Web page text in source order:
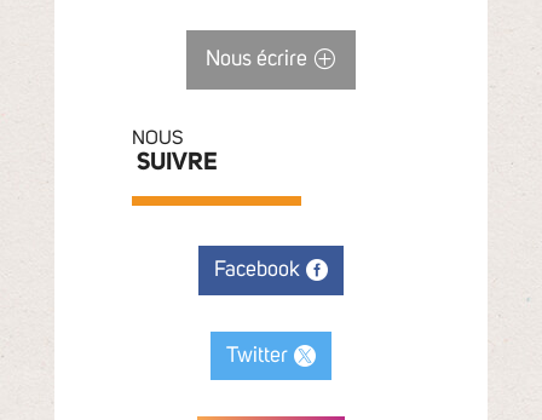
Nous écrire
NOUS
SUIVRE
Facebook
Twitter